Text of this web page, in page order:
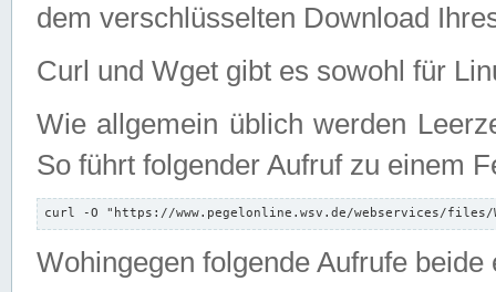
dem verschlüsselten Download
Curl und Wget gibt es sowohl für
Wie allgemein üblich werden
So führt folgender Aufruf zu einem
curl -O "https://www.pegelonline.wsv.de/webservices/files/
Wohingegen folgende Aufrufe beide